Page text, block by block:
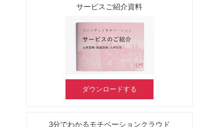
サービスご紹介資料
ダウンロードする
3分でわかるモチベーションクラウド